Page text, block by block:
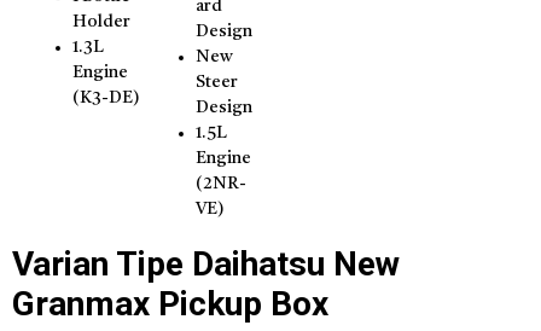
Holder
1.3L
Engine
(K3-DE)
ard
Design
New
Steer
Design
1.5L
Engine
(2NR-
VE)
Varian Tipe Daihatsu New
Granmax Pickup Box